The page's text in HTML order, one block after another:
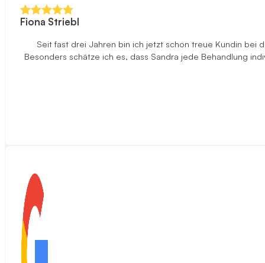
Fiona Striebl
Seit fast drei Jahren bin ich jetzt schon treue Kundin bei
Besonders schätze ich es, dass Sandra jede Behandlung